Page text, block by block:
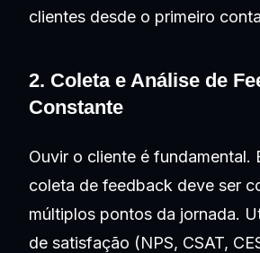
clientes desde o primeiro
2. Coleta e Análise de
Constante
Ouvir o cliente é fundamental.
coleta de feedback deve ser
múltiplos pontos da jornada.
de satisfação (NPS, CSAT,